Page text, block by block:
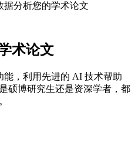
据分析您的学术论文
术论文
能，利用先进的 AI 技术帮助
硕博研究生还是资深学者，都